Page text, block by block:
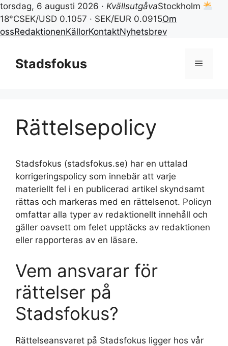
torsdag, 6 augusti 2026 · KvällsutgåvaStockholm
18°CSEK/USD 0.1057 · SEK/EUR 0.0915Om
ossRedaktionenKällorKontaktNyhetsbrev
innehållStadsfokus Meny
Rättelsepolicy
Stadsfokus (stadsfokus.se) har en uttalad
korrigeringspolicy som innebär att varje
materiellt fel i en publicerad artikel skyndsamt
rättas och markeras med en rättelsenot. Policyn
omfattar alla typer av redaktionellt innehåll och
gäller oavsett om felet upptäcks av redaktionen
eller rapporteras av en läsare.
Vem ansvarar för
rättelser på
Stadsfokus?
Rättelseansvaret på Stadsfokus ligger hos vår